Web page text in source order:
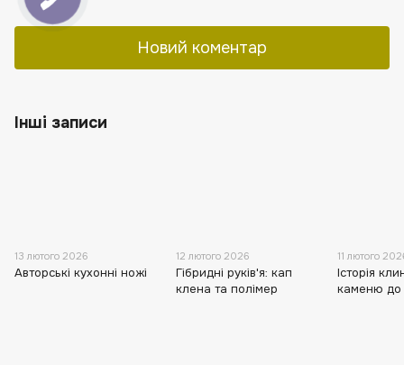
Новий коментар
Інші записи
13 лютого 2026
Авторські кухонні ножі
12 лютого 2026
Гібридні руків'я: кап
клена та полімер
11 лютого
Історія
каменю